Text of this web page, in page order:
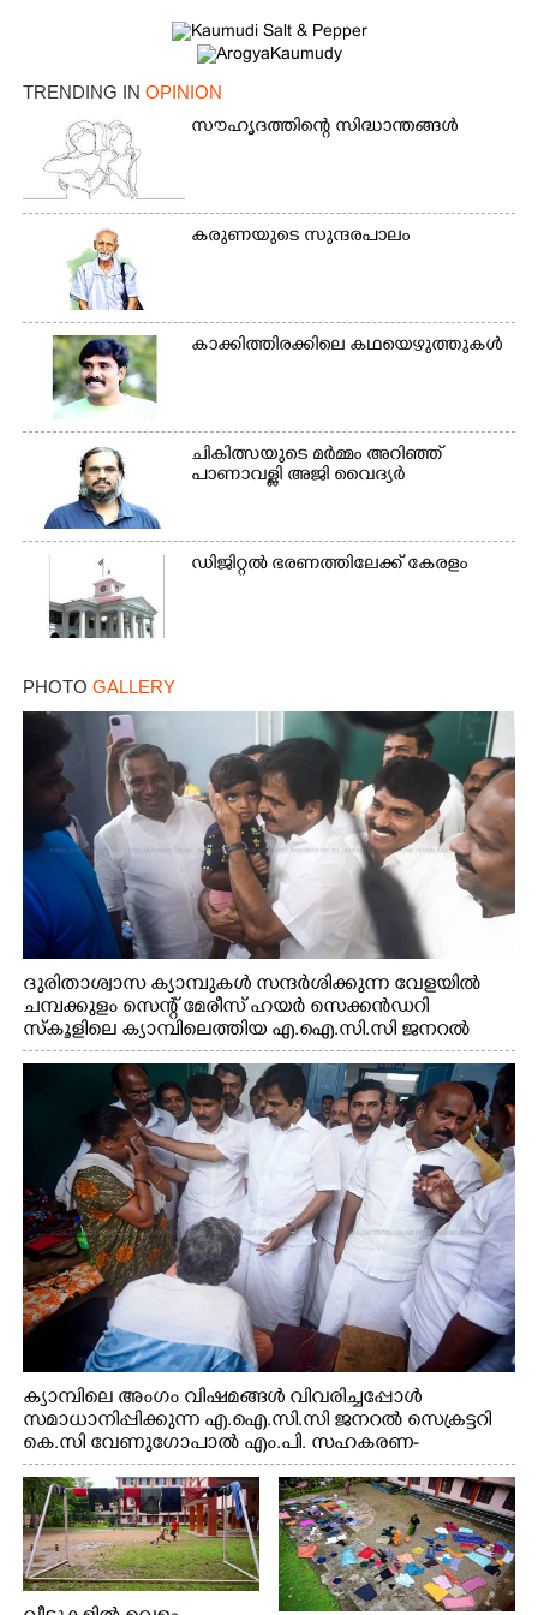
TRENDING IN OPINION
സൗഹൃദത്തിന്റെ സിദ്ധാന്തങ്ങൾ
കരുണയുടെ സുന്ദരപാലം
കാക്കിത്തിരക്കിലെ കഥയെഴുത്തുകൾ
ചികിത്സയുടെ മർമ്മം അറിഞ്ഞ്
പാണാവള്ളി അജി വൈദ്യർ
ഡിജിറ്റൽ ഭരണത്തിലേക്ക് കേരളം
PHOTO GALLERY
ദുരിതാശ്വാസ ക്യാമ്പുകൾ സന്ദർശിക്കുന്ന വേളയിൽ
ചമ്പക്കുളം സെന്റ് മേരീസ് ഹയർ സെക്കൻഡറി
സ്കൂളിലെ ക്യാമ്പിലെത്തിയ എ.ഐ.സി.സി ജനറൽ
സെക്രട്ടറി കെ.സി വേണുഗോപാൽ എം.പി കുരുന്നിനെ
എടുത്ത് ലാളിച്ചപ്പോൾ. സഹകരണ-എക്സൈസ്
വകുപ്പ് മന്ത്രി എം. ലിജു, കൃഷിവകുപ്പ് മന്ത്രി ടി. സിദ്ദിഖ്,
റെജി ചെറിയാൻ എം. എൽ. എ എന്നിവർ സമീപം
ക്യാമ്പിലെ അംഗം വിഷമങ്ങൾ വിവരിച്ചപ്പോൾ
സമാധാനിപ്പിക്കുന്ന എ.ഐ.സി.സി ജനറൽ സെക്രട്ടറി
കെ.സി വേണുഗോപാൽ എം.പി. സഹകരണ-
എക്സൈസ് വകുപ്പ് മന്ത്രി എം. ലിജു, എന്നിവർ